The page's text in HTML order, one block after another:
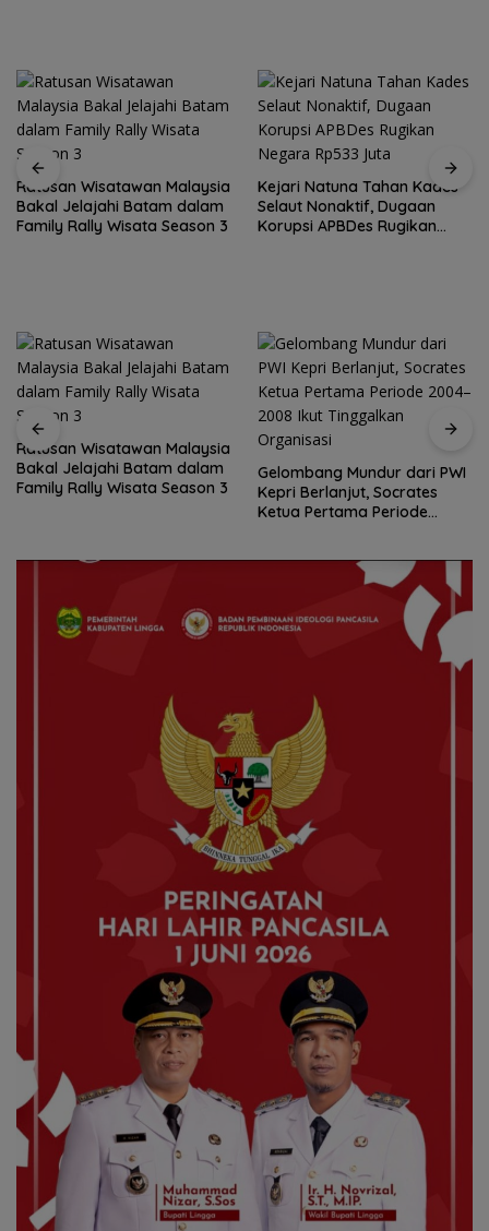
Ratusan Wisatawan Malaysia
Bakal Jelajahi Batam dalam
Family Rally Wisata Season 3
Kejari Natuna Tahan Kades
Selaut Nonaktif, Dugaan
Korupsi APBDes Rugikan
Ratusan Wisatawan Malaysia
Bakal Jelajahi Batam dalam
Family Rally Wisata Season 3
Gelombang Mundur dari PWI
Kepri Berlanjut, Socrates
Ketua Pertama Periode